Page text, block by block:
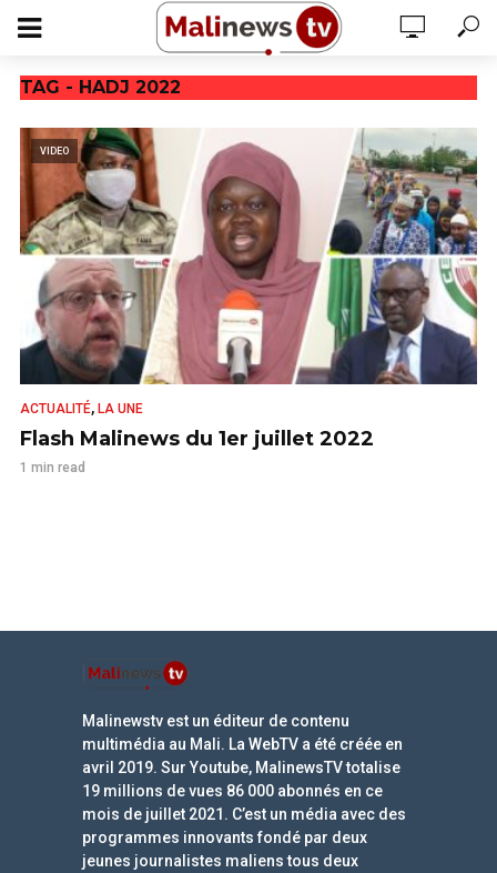
TAG - HADJ 2022
VIDEO
ACTUALITÉ, LA UNE
Flash Malinews du 1er juillet 2022
1 min read
Malinewstv est un éditeur de contenu
multimédia au Mali. La WebTV a été créée en
avril 2019. Sur Youtube, MalinewsTV totalise
19 millions de vues 86 000 abonnés en ce
mois de juillet 2021. C’est un média avec des
programmes innovants fondé par deux
jeunes journalistes maliens tous deux